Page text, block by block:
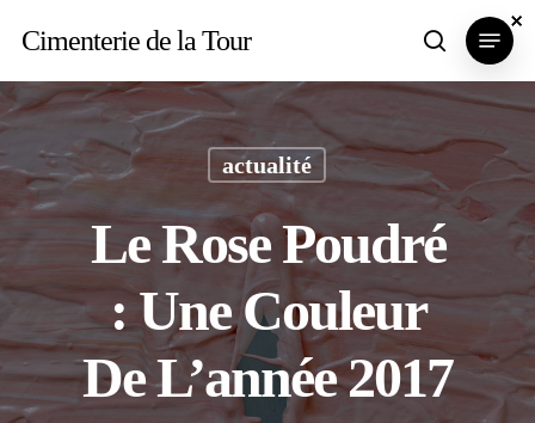
main
content
Cimenterie de la Tour search
Menu
actualité
Le Rose Poudré
: Une Couleur
De L’année 2017
×
×
×